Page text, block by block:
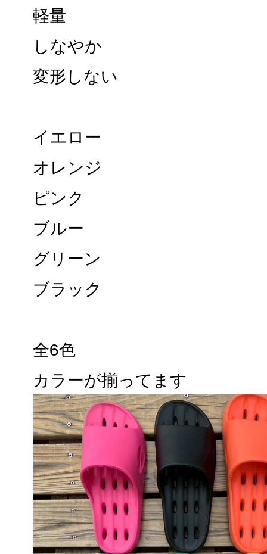
軽量
しなやか
変形しない
イエロー
オレンジ
ピンク
ブルー
グリーン
ブラック
全6色
カラーが揃ってます